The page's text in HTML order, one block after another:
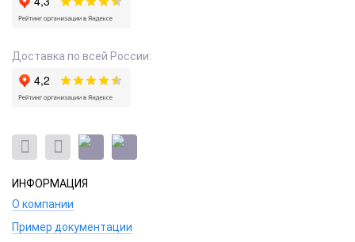
Доставка по всей России:
ИНФОРМАЦИЯ
О компании
Пример документации